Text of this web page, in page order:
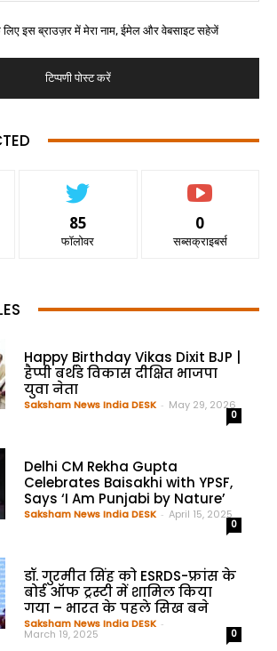
लिए इस ब्राउज़र में मेरा नाम, ईमेल और वेबसाइट सहेजें
85
फॉलोवर
0
सब्सक्राइबर्स
Happy Birthday Vikas Dixit BJP |
हैप्पी बर्थडे विकास दीक्षित भाजपा
युवा नेता
Saksham News India DESK - May 29, 2026
0
Delhi CM Rekha Gupta
Celebrates Baisakhi with YPSF,
Says ‘I Am Punjabi by Nature’
Saksham News India DESK - April 15, 2025
0
डॉ. गुरमीत सिंह को ESRDS-फ्रांस के
बोर्ड ऑफ ट्रस्टी में शामिल किया
गया – भारत के पहले सिख बने
Saksham News India DESK -
March 19, 2025 0